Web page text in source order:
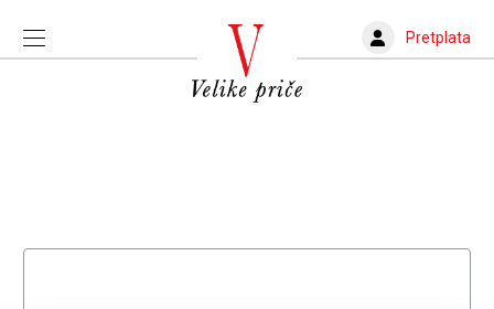
Pretplata